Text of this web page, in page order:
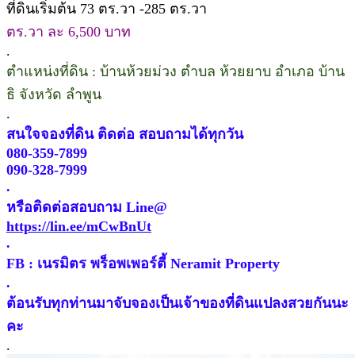
ที่ดินเริ่มต้น 73 ตร.วา -285 ตร.วา
ตร.วา ละ 6,500 บาท
.
ตำแหน่งที่ดิน : บ้านห้วยม่วง ตำบล ห้วยยาบ อำเภอ บ้าน
ธิ จังหวัด ลำพูน
.
สนใจจองที่ดิน ติดต่อ สอบถามได้ทุกวัน
080-359-7899
090-328-7999
.
หรือติดต่อสอบถาม Line@
https://lin.ee/mCwBnUt
.
FB : เนรมิตร พร็อพเพอร์ตี้ Neramit Property
.
ต้อนรับทุกท่านมาจับจองเป็นเจ้าของที่ดินแปลงสวยกันนะ
คะ
.